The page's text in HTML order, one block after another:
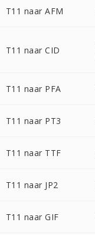
T11 naar AFM
T11 naar CID
T11 naar PFA
T11 naar PT3
T11 naar TTF
T11 naar JP2
T11 naar GIF